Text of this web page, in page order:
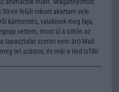
en felüli rokont akartam vele
kármentés, valakinek meg faja,
vettem, most ül a töltõn az
tapasztalat szerint nem árt) Mail
tel.számot, és már a tied isTibi